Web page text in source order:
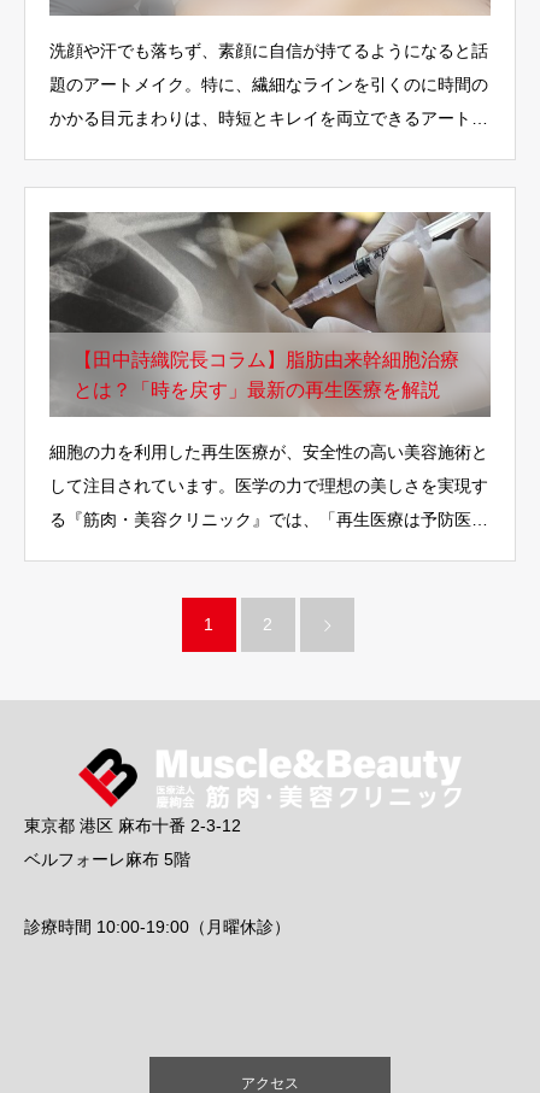
ク
洗顔や汗でも落ちず、素顔に自信が持てるようになると話
題のアートメイク。特に、繊細なラインを引くのに時間の
かかる目元まわりは、時短とキレイを両立できるアートメ
【田中詩織院長コラム】脂肪由来幹細胞治療
とは？「時を戻す」最新の再生医療を解説
細胞の力を利用した再生医療が、安全性の高い美容施術と
して注目されています。医学の力で理想の美しさを実現す
る『筋肉・美容クリニック』では、「再生医療は予防医
1 2
東京都 港区 麻布十番 2-3-12
ベルフォーレ麻布 5階
診療時間 10:00-19:00（月曜休診）
アクセス